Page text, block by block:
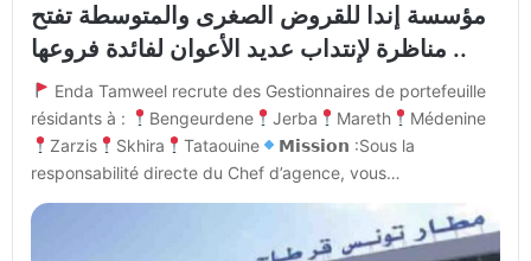
مؤسسة إندا للقروض الصغرى والمتوسطة تفتح
مناظرة لإنتداب عديد الأعوان لفائدة فروعها ..
Enda Tamweel recrute des Gestionnaires de portefeuille
résidants à :
Bengeurdene Jerba Mareth
Médenine
Zarzis
Skhira Tataouine
𝗠𝗶𝘀𝘀𝗶𝗼𝗻 :Sous la
responsabilité directe du Chef d’agence, vous…